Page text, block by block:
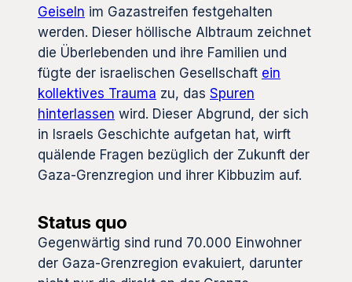
Geiseln im Gazastreifen festgehalten
werden. Dieser höllische Albtraum zeichnet
die Überlebenden und ihre Familien und
fügte der israelischen Gesellschaft ein
kollektives Trauma zu, das Spuren
hinterlassen wird. Dieser Abgrund, der sich
in Israels Geschichte aufgetan hat, wirft
quälende Fragen bezüglich der Zukunft der
Gaza-Grenzregion und ihrer Kibbuzim auf.
Status quo
Gegenwärtig sind rund 70.000 Einwohner
der Gaza-Grenzregion evakuiert, darunter